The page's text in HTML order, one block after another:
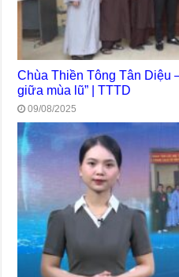
Chùa Thiền Tông Tân Diệu
giữa mùa lũ” | TTTD
09/08/2025